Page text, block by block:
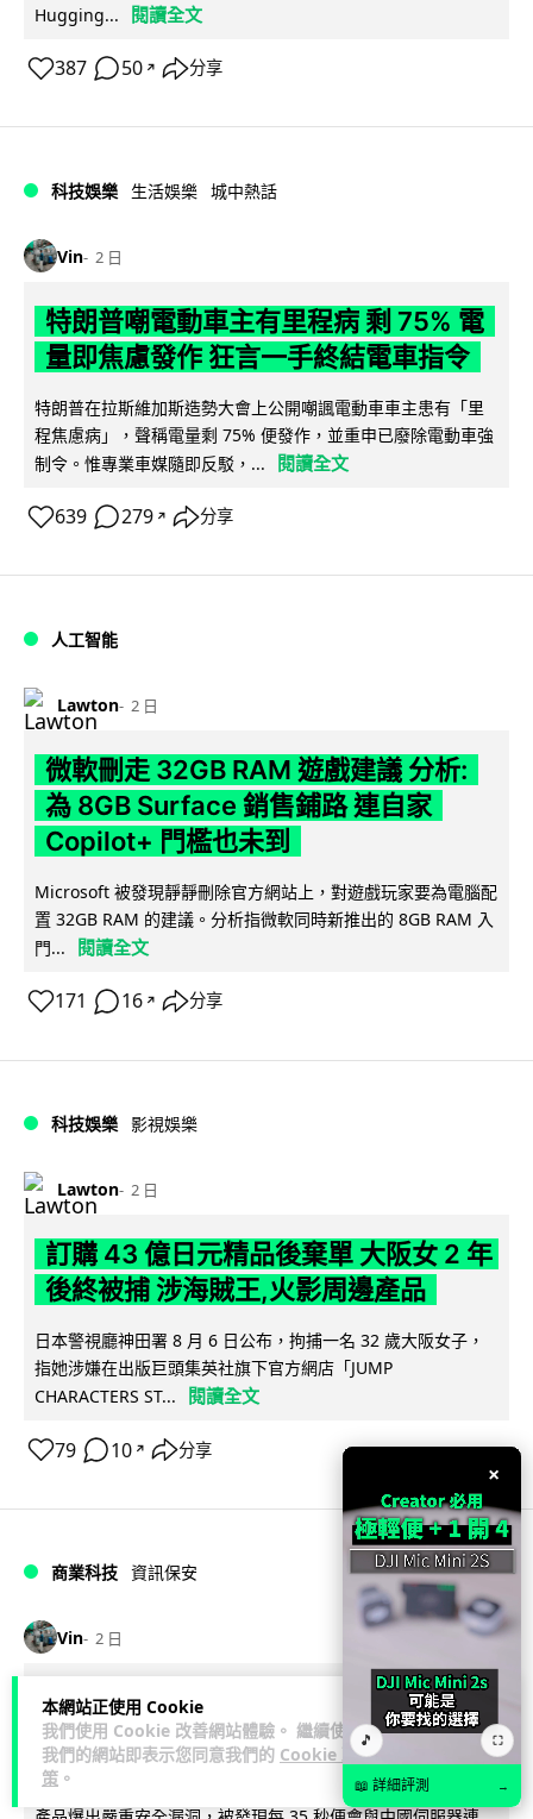
本網站正使用 Cookie
我們使用 Cookie 改善網站體驗。 繼續使用
我們的網站即表示您同意我們的 Cookie 政
策 。
Hugging...
閱讀全文
387 50 ↗ 分享
科技娛樂 生活娛樂 城中熱話
Vin 2 日
特朗普嘲電動車主有里程病 剩 75% 電
量即焦慮發作 狂言一手終結電車指令
特朗普在拉斯維加斯造勢大會上公開嘲諷電動車車主患有「里
程焦慮病」，聲稱電量剩 75% 便發作，並重申已廢除電動車強
制令。惟專業車媒隨即反駁，...
閱讀全文
639 279 ↗ 分享
人工智能
Lawton 2 日
微軟刪走 32GB RAM 遊戲建議 分析:
為 8GB Surface 銷售鋪路 連自家
Copilot+ 門檻也未到
Microsoft 被發現靜靜刪除官方網站上，對遊戲玩家要為電腦配
置 32GB RAM 的建議。分析指微軟同時新推出的 8GB RAM 入
門...
閱讀全文
171 16 ↗ 分享
科技娛樂 影視娛樂
Lawton 2 日
訂購 43 億日元精品後棄單 大阪女 2 年
後終被捕 涉海賊王,火影周邊產品
日本警視廳神田署 8 月 6 日公布，拘捕一名 32 歲大阪女子，
指她涉嫌在出版巨頭集英社旗下官方網店「JUMP
CHARACTERS ST...
閱讀全文
79 10 ↗ 分享
商業科技 資訊保安
Vin 2 日
智博通路由器爆後門 官方緊急下架止血
稱漏洞是功能在維修時使用
中國網通廠商智博通電子（Zbtlink Electronics）旗下的路由器
×
🎵 ⛶
📖 詳細評測 →